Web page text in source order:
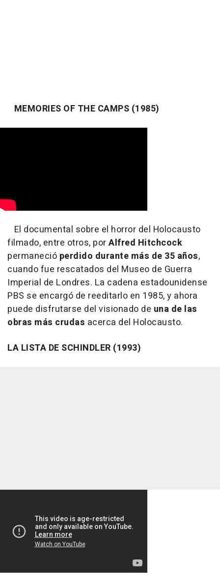
MEMORIES OF THE CAMPS (1985)
El documental sobre el horror del Holocausto
filmado, entre otros, porAlfred Hitchcock
permaneció perdido durante más de 35 años,
cuando fue rescatados del Museo de Guerra
Imperial de Londres. La cadena estadounidense
PBS se encargó de reeditarlo en 1985, y ahora
puede disfrutarse del visionado de una de las
obras más crudas acerca del Holocausto.
LA LISTA DE SCHINDLER (1993)